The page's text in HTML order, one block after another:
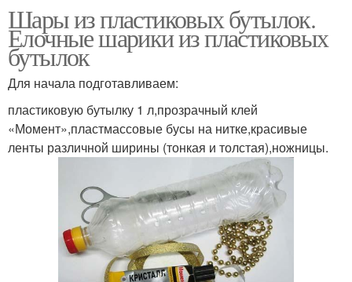
Шары из пластиковых бутылок.
Елочные шарики из пластиковых
бутылок
Для начала подготавливаем:
пластиковую бутылку 1 л,прозрачный клей
«Момент»,пластмассовые бусы на нитке,красивые
ленты различной ширины (тонкая и толстая),ножницы.